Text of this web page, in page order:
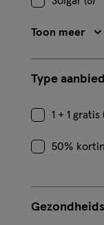
Toon meer
Type
1 + 1 gratis
50%